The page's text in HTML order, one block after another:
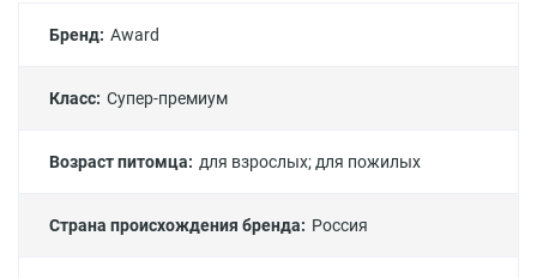
Бренд: Award
Класс: Супер-премиум
Возраст питомца: для взрослых;для пожилых
Страна происхождения бренда: Россия